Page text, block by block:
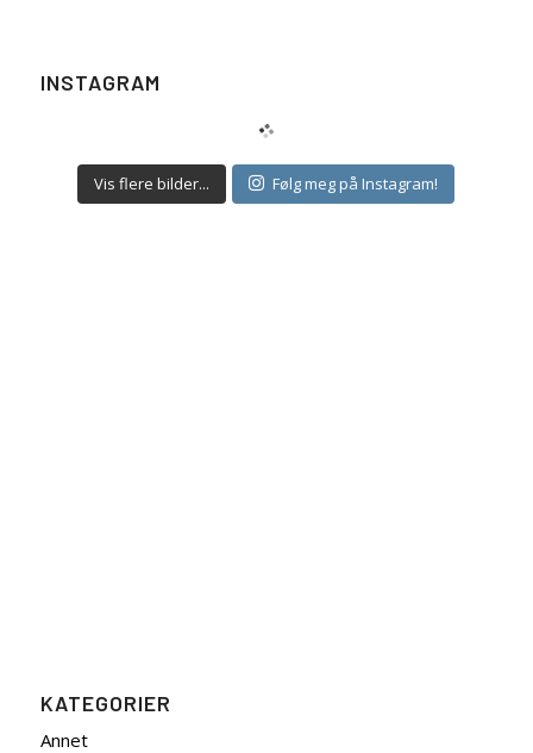
INSTAGRAM
Vis flere bilder... Følg meg på Instagram!
KATEGORIER
Annet